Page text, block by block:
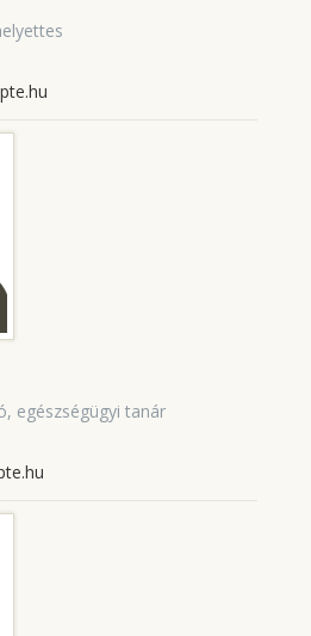
egészségügyi tanár